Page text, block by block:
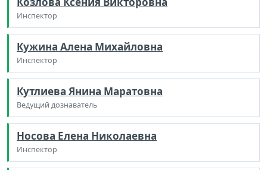
Инспектор
Кужина Алена Михайловна
Инспектор
Кутлиева Янина Маратовна
Ведущий дознаватель
Носова Елена Николаевна
Инспектор